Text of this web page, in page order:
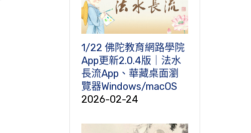
1/22 佛陀教育網路學院
App更新2.0.4版｜法水
長流App、華藏桌面瀏
覽器Windows/macOS
2026-02-24